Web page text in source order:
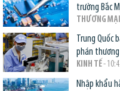
trường Bắc
THƯƠNG MẠI
Trung Quốc
phán thương
KINH TẾ-
Nhập khẩu